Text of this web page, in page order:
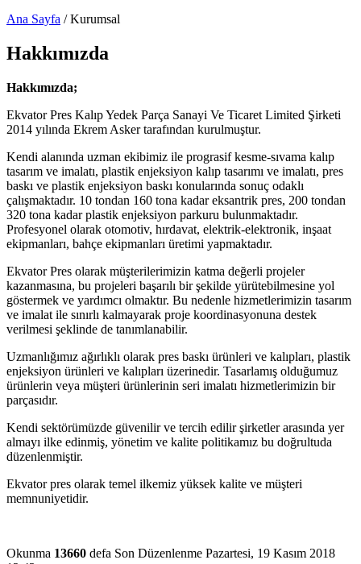
Ana Sayfa /Kurumsal
Hakkımızda
Hakkımızda;
Ekvator Pres Kalıp Yedek Parça Sanayi Ve Ticaret Limited Şirketi
2014 yılında Ekrem Asker tarafından kurulmuştur.
Kendi alanında uzman ekibimiz ile prograsif kesme-sıvama kalıp
tasarım ve imalatı, plastik enjeksiyon kalıp tasarımı ve imalatı, pres
baskı ve plastik enjeksiyon baskı konularında sonuç odaklı
çalışmaktadır. 10 tondan 160 tona kadar eksantrik pres, 200 tondan
320 tona kadar plastik enjeksiyon parkuru bulunmaktadır.
Profesyonel olarak otomotiv, hırdavat, elektrik-elektronik, inşaat
ekipmanları, bahçe ekipmanları üretimi yapmaktadır.
Ekvator Pres olarak müşterilerimizin katma değerli projeler
kazanmasına, bu projeleri başarılı bir şekilde yürütebilmesine yol
göstermek ve yardımcı olmaktır. Bu nedenle hizmetlerimizin tasarım
ve imalat ile sınırlı kalmayarak proje koordinasyonuna destek
verilmesi şeklinde de tanımlanabilir.
Uzmanlığımız ağırlıklı olarak pres baskı ürünleri ve kalıpları, plastik
enjeksiyon ürünleri ve kalıpları üzerinedir. Tasarlamış olduğumuz
ürünlerin veya müşteri ürünlerinin seri imalatı hizmetlerimizin bir
parçasıdır.
Kendi sektörümüzde güvenilir ve tercih edilir şirketler arasında yer
almayı ilke edinmiş, yönetim ve kalite politikamız bu doğrultuda
düzenlenmiştir.
Ekvator pres olarak temel ilkemiz yüksek kalite ve müşteri
memnuniyetidir.
Okunma 13660 defa Son Düzenlenme Pazartesi, 19 Kasım 2018